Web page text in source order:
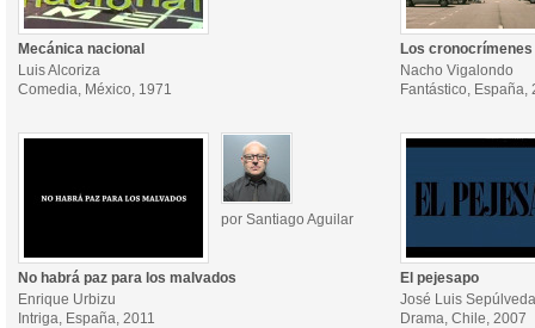
Mecánica nacional
Luis Alcoriza
Comedia, México, 1971
Los cronocrímenes
Nacho Vigalondo
Fantástico, España,
por Santiago Aguilar
No habrá paz para los malvados
Enrique Urbizu
Intriga, España, 2011
El pejesapo
José Luis Sepúlveda
Drama, Chile, 2007